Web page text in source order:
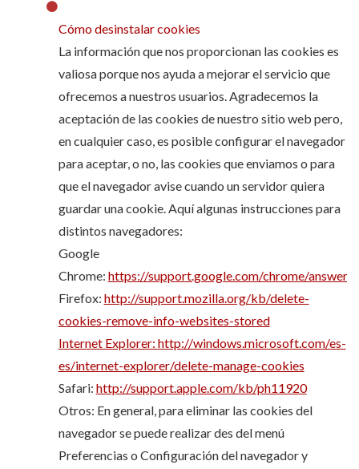
Cómo desinstalar cookies
La información que nos proporcionan las cookies es
valiosa porque nos ayuda a mejorar el servicio que
ofrecemos a nuestros usuarios. Agradecemos la
aceptación de las cookies de nuestro sitio web pero,
en cualquier caso, es posible configurar el navegador
para aceptar, o no, las cookies que enviamos o para
que el navegador avise cuando un servidor quiera
guardar una cookie. Aquí algunas instrucciones para
distintos navegadores:
Google
Chrome: https://support.google.com/chrome/answer/
Firefox: http://support.mozilla.org/kb/delete-
cookies-remove-info-websites-stored
Internet Explorer: http://windows.microsoft.com/es-
es/internet-explorer/delete-manage-cookies
Safari: http://support.apple.com/kb/ph11920
Otros: En general, para eliminar las cookies del
navegador se puede realizar des del menú
Preferencias o Configuración del navegador y